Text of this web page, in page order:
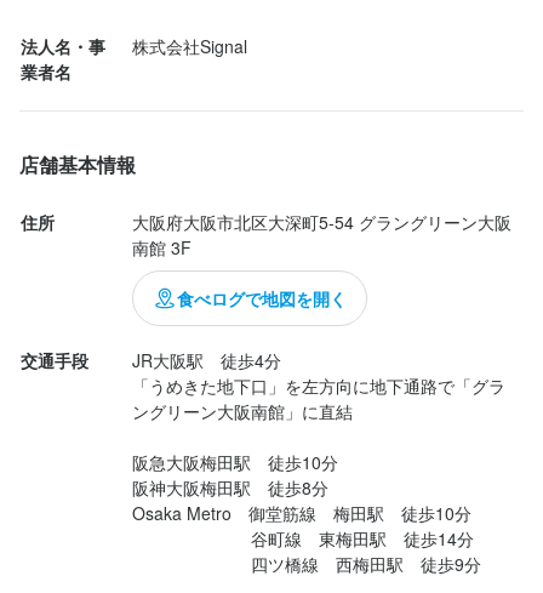
東京では大人気のイタリアン。
のお店には行ったことあります。
それが満を持して大阪進出。
お料理は季節の旬をとらえ、
ここにしかない工夫で沸かせる。
ワインのペアリングも秀逸。
はっきり言って、東京店よりこっちのほうが何倍もいい！
…ただし！
#グラングリーン大阪
って、できた時はマスコミも大騒ぎやったけど、最近は万博フィ
南館全体が人スッカラカン。やばい！こんな良いリストランテ...
法人名・事
業者名
株式会社Signal
店舗基本情報
住所
大阪府大阪市北区大深町5-54 グラングリーン大阪
南館 3F
食べログで地図を開く
交通手段
JR大阪駅　徒歩4分
「うめきた地下口」を左方向に地下通路で「グラ
ングリーン大阪南館」に直結
阪急大阪梅田駅　徒歩10分
阪神大阪梅田駅　徒歩8分
Osaka Metro　御堂筋線　梅田駅　徒歩10分
谷町線　東梅田駅　徒歩14分
四ツ橋線　西梅田駅　徒歩9分
独立を目指す方には、原価管理や食材選びなど、実践的なノウハ
環境です。アイデアがあれば、ぜひ発信してください！
身に付くスキル
包丁さばき ピザ生地づくり・窯焼き 製麺技術
高級食材の知識 ワインの知識 日本酒の知識
焼酎の知識
リキュール・スピリッツの知識 コーヒーの知識
店舗運営 メニュー開発 仕入れ・食材の目利き
・。'.・。'.・。'.・。'.・。'.・。'.・。'.・。
株式会社Signalで働く魅力とは
・。'.・。'.・。'.・。'.・。'.・。'.・。'.・。
【1】安定基盤で安心して働ける環境
￣￣￣￣￣￣￣￣￣￣￣￣￣￣￣￣￣￣
当社は大手総合商社のグループ会社として、安定した経営基盤が
魅力です。安心して仕事に集中できるよう「早番・遅番制度」を
導入。予約状況により「10:00〜15:00」や「16:00〜23:00」とい
った勤務も可能で、しっかり休んで勤務日は集中できる環境で
【2】一流のオーナーシェフから学べる成長の機会
￣￣￣￣￣￣￣￣￣￣￣￣￣￣￣￣￣￣￣￣￣
経営者・料理人として一流のオーナーシェフのもとでスキルを磨
けます。店舗は業績好調で、多くのお客様にご来店いただいてい
独立を目指す方には、原価管理や食材選びなど、実践的なノウハ
環境です。アイデアがあれば、ぜひ発信してください！
身に付くスキル
包丁さばき ピザ生地づくり・窯焼き 製麺技術
高級食材の知識 ワインの知識 日本酒の知識
焼酎の知識
リキュール・スピリッツの知識 コーヒーの知識
店舗運営 メニュー開発 仕入れ・食材の目利き
・。'.・。'.・。'.・。'.・。'.・。'.・。'.・。
￣￣￣￣￣￣￣￣￣￣￣￣￣￣￣￣￣￣
魅力です。安心して仕事に集中できるよう「早番・遅番制度」を
導入。予約状況により「10:00〜15:00」や「16:00〜23:00」とい
った勤務も可能で、しっかり休んで勤務日は集中できる環境で
【2】一流のオーナーシェフから学べる成長の機会
￣￣￣￣￣￣￣￣￣￣￣￣￣￣￣￣￣￣￣￣￣
けます。店舗は業績好調で、多くのお客様にご来店いただいてい
独立を目指す方には、原価管理や食材選びなど、実践的なノウハ
ウを惜しみなく伝授。飲食人としてさらなる高みを目指したい方
「お客様に感動を与えたい」「飲食人として成長したい」とい
う、学ぶ意欲に溢れる方を心よりお待ちしています！
「まずやってみな」が合言葉。失敗を恐れずに挑戦できる環境が
自分のやりたいことを二つ返事で応援してくれる会社なので、成
長の実感を得ながら仕事を楽しめます。
応募後、原則2営業日以内に返信しております。1回の面接を経て
内定となります。気兼ねなくご相談ください。
お店の採用担当者からのメッセージ
おかげさまで業績が好調なため、この度、新しい仲間を積極的に
＼スタッフの声／
魅力。
自分のやりたいことを二つ返事で応援してくれる会社なので、成
長の実感を得ながら仕事を楽しめます。
選考の流れ
応募後、原則2営業日以内に返信しております。1回の面接を経て
お店の採用担当者からのメッセージ
＼採用担当者より／
おかげさまで業績が好調なため、この度、新しい仲間を積極的に
募集しています。私たちと一緒に、お店をさらに盛り上げてくれ
るフレッシュな力を求めています！
選考の流れ
応募後、原則2営業日以内に返信しております。1回の面接を経て
お店の採用担当者からのメッセージ
＼採用担当者より／
おかげさまで業績が好調なため、この度、新しい仲間を積極的に
募集しています。私たちと一緒に、お店をさらに盛り上げてくれ
るフレッシュな力を求めています！
特に、以下のような方を歓迎します。
専門学校で培った知識やスキルを活かしたい方
何事にも積極的に挑戦する意欲をお持ちの方
常に前向きな姿勢で仕事に取り組める方